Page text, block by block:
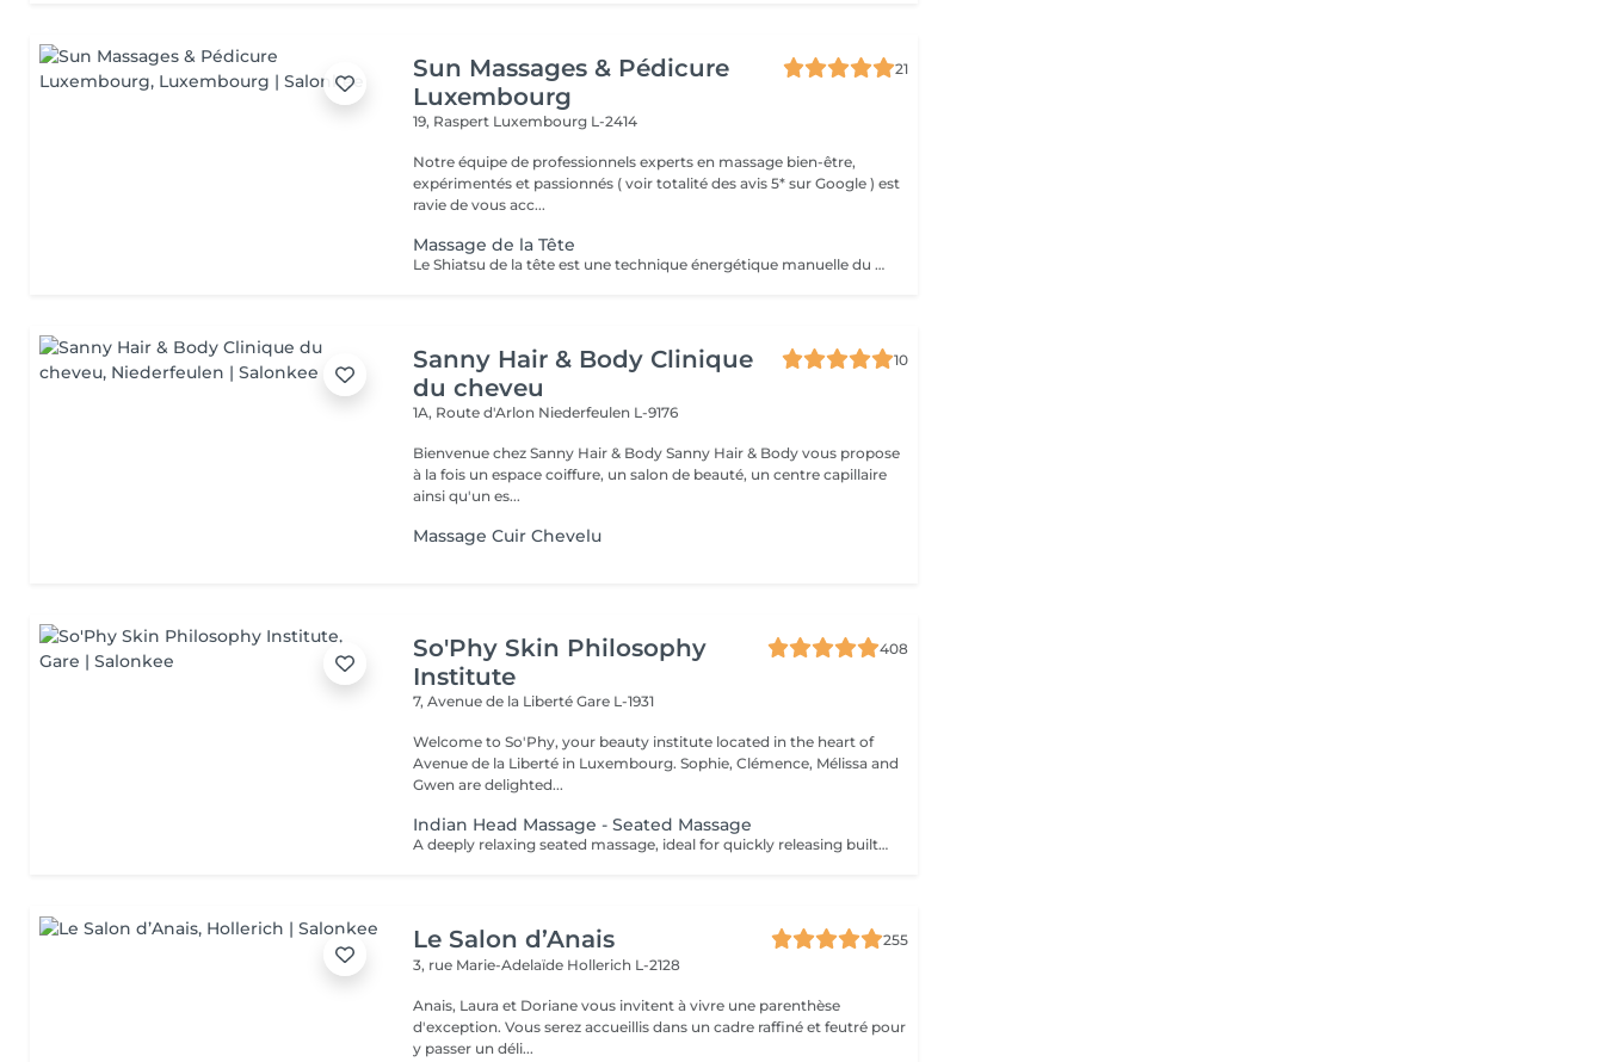
Sun Massages & Pédicure
Luxembourg
21
19, Raspert Luxembourg L-2414
Notre équipe de professionnels experts en massage bien-être,
expérimentés et passionnés ( voir totalité des avis 5* sur Google ) est
ravie de vous acc...
Massage de la Tête
Le Shiatsu de la tête est une technique énergétique manuelle du crâne, du visage et de la nuque qui permet d'harmoniser l'énergie dans les deux hémisphères du cerveau. Ce soin libère le flux de l'énergie subtile dans le corps, améliore la circulation. La technique consiste en la stimulation des points énergétiques de la zone par des petites pressions digitales et le drainage lymphatique pour évacuer les toxines par des mouvements glissés. Ce soin du visage est rajeunissant et très complet. Il permet de détoxifier la peau et de la rendre plus lisse et éclatante. Cette technique plonge le receveur dans une relaxation profonde qui renforce les capacités d'auto-guérison de l'organisme qui se ressource grâce au repos procuré par le soin. Le Shiatsu de la tête est indiqué dans les cas de : troubles du sommeil, stress, anxiété, nervosité, déprime, tristesse, tensions du cou et des épaules, fatigue oculaire et auditive, maux de tête, ...
Sanny Hair & Body Clinique
du cheveu
10
1A, Route d'Arlon Niederfeulen L-9176
Bienvenue chez Sanny Hair & Body Sanny Hair & Body vous propose
à la fois un espace coiffure, un salon de beauté, un centre capillaire
ainsi qu'un es...
Massage Cuir Chevelu
So'Phy Skin Philosophy
Institute
408
7, Avenue de la LibertéGare L-1931
Welcome to So'Phy, your beauty institute located in the heart of
Avenue de la Liberté in Luxembourg. Sophie, Clémence, Mélissa and
Gwen are delighted...
Indian Head Massage - Seated Massage
A deeply relaxing seated massage, ideal for quickly releasing built-up tension. Inspired by Ayurvedic techniques, this treatment focuses on the upper back, shoulders, neck and scalp to relieve muscular tension and calm the nervous system. Through targeted movements, it provides an immediate feeling of lightness, promotes mental relaxation and improves overall rest. An ideal treatment for a quick and effective break, helping you release pressure and restore a sense of calm and balance.
Le Salon d’Anais
255
3, rue Marie-Adelaïde Hollerich L-2128
Anais, Laura et Doriane vous invitent à vivre une parenthèse
d'exception. Vous serez accueillis dans un cadre raffiné et feutré pour
y passer un déli...